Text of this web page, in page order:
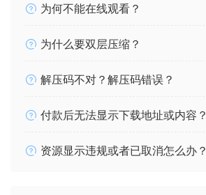
为何不能在线观看？
为什么要双层压缩？
解压码不对？解压码错误？
付款后无法显示下载地址或内容？
资源显示违规或者已取消怎么办？